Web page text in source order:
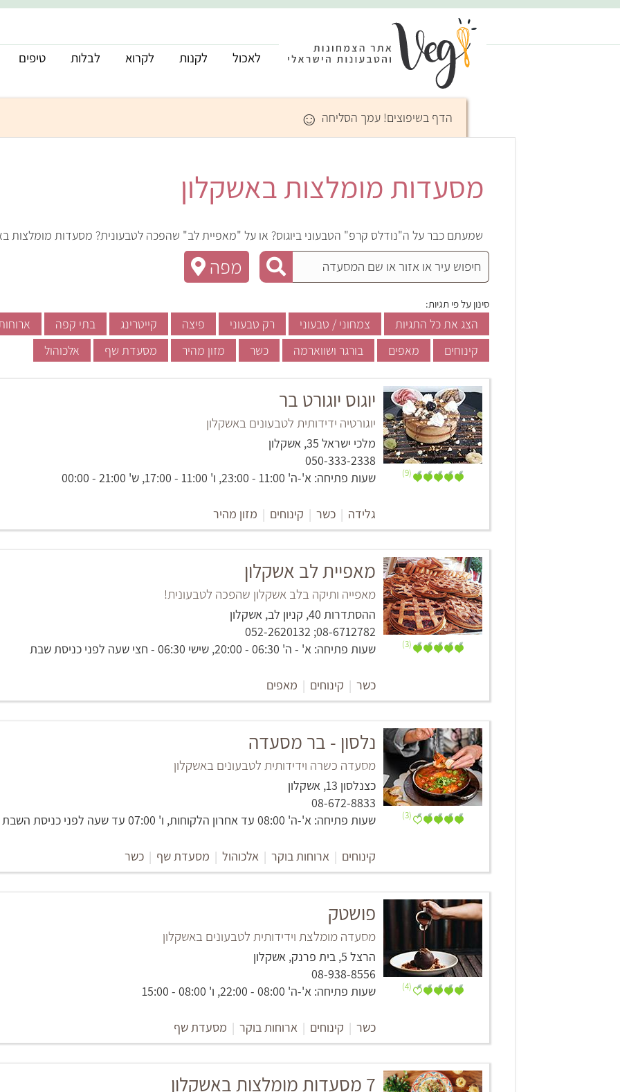
לאכול לקנות לקרוא לבלות טיפים
הדף בשיפוצים! עמך הסליחה ☺
מסעדות מומלצות באשקלון
שמעתם כבר על ה"נודלס קרפ" הטבעוני ביוגוס? או על "מאפיית לב" שהפכה לטבעונית? מסעדות מומלצות
מפה
סינון על פי תגיות:
הצג את כל התגיות צמחוני / טבעוני רק טבעוני פיצה קייטרינג בתי קפה
קינוחים
מאפים בורגר ושווארמה כשר מזון מהיר מסעדת שף אלכוהול
(9)
יוגוס יוגורט בר
יוגורטיה ידידותית לטבעונים באשקלון
מלכי ישראל 35, אשקלון
050-333-2338‏
שעות פתיחה: א'-ה' 11:00 - 23:00, ו' 11:00 - 17:00, ש' 21:00 - 00:00
גלידה | כשר | קינוחים | מזון מהיר
(3)
מאפיית לב אשקלון
מאפייה ותיקה בלב אשקלון שהפכה לטבעונית!
ההסתדרות 40, קניון לב, אשקלון
08-6712782; 052-2620132
שעות פתיחה: א' - ה' 06:30 - 20:00, שישי 06:30 - חצי שעה לפני כניסת שבת
כשר | קינוחים | מאפים
(3)
נלסון - בר מסעדה
מסעדה כשרה וידידותית לטבעונים באשקלון
כצנלסון 13, אשקלון
08-672-8833
שעות פתיחה: א'-ה' 08:00 עד אחרון הלקוחות, ו' 07:00 עד שעה לפני כניסת השבת
קינוחים | ארוחות בוקר | אלכוהול | מסעדת שף | כשר
(4)
פושטק
מסעדה מומלצת וידידותית לטבעונים באשקלון
הרצל 5, בית פרנק, אשקלון
08-938-8556‏
שעות פתיחה: א'-ה' 08:00 - 22:00, ו' 08:00 - 15:00
כשר | קינוחים | ארוחות בוקר | מסעדת שף
7 מסעדות מומלצות באשקלון